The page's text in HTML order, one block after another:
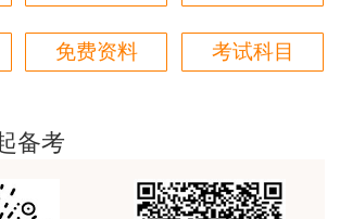
课程，老师讲的多非常好
很认真，课件准备充分也非常有耐
免费资料 考试科目
备考